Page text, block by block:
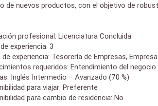
de nuevos productos, con el objetivo de
profesional: Licenciatura Concluida
experiencia: 3
Tesorería de Empresas,
requeridos: Entendimiento del negocio
Intermedio – Avanzado (70 %)
para viajar: Preferente
para cambio de residencia: No